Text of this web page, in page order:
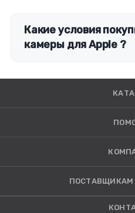
Какие условия
камеры для Apple ?
ПОСТАВЩИКАМ